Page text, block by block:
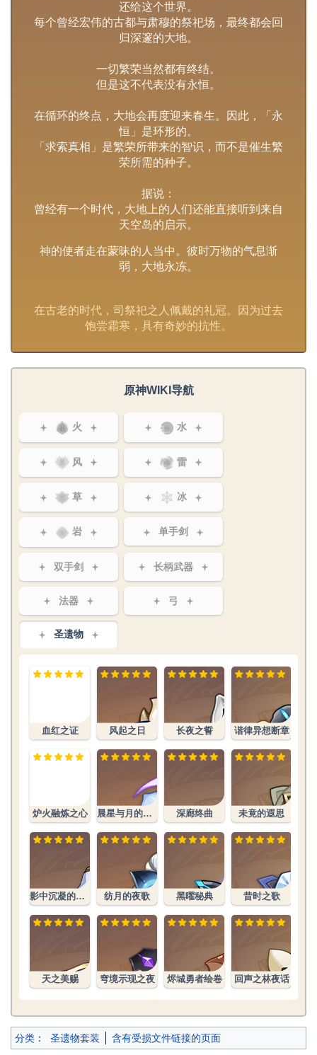
还给这个世界。
每个曾经宏伟的古都与肃穆的祭祀场，最终都会回
归深邃的大地。
一切繁荣当然都有终结。
但是这不代表没有永恒。
在循环的终点，大地会再度迎来春生。因此，「永
恒」是环形的。
「求索真相」是繁荣所带来的智识，而不是催生繁
荣所需的种子。
据说：
曾经有一个时代，大地上的人们还能直接听到来自
天空岛的启示。
神的使者走在蒙昧的人当中。彼时万物的气息渐
弱，大地永冻。
在古老的时代，司祭祀之人佩戴的礼冠。因为过去
饱尝霜寒，具有奇妙的抗性。
原神WIKI导航
火 水
风 雷
草 冰
岩 单手剑
双手剑 长柄武器
法器 弓
圣遗物
文件:血红之
血红之证
文件:炉火融
炉火融炼之心
影中沉凝的幻灭
天之美赐
风起之日
晨星与月的晓歌
纺月的夜歌
穹境示现之夜
长夜之誓
深廊终曲
黑曜秘典
烬城勇者绘卷
谐律异想断章
未竟的遐思
昔时之歌
回声之林夜话
分类 ： 圣遗物套装 含有受损文件链接的页面